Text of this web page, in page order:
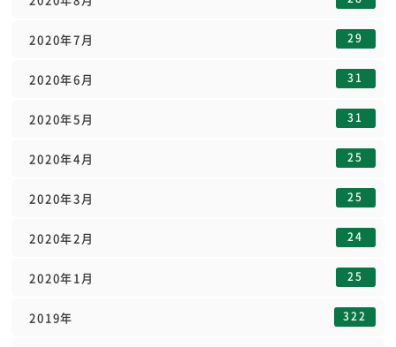
2020年7月 29
2020年6月 31
2020年5月 31
2020年4月 25
2020年3月 25
2020年2月 24
2020年1月 25
2019年 322